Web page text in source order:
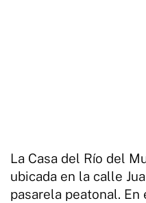
La Casa del Río del
ubicada en la calle
pasarela peatonal.